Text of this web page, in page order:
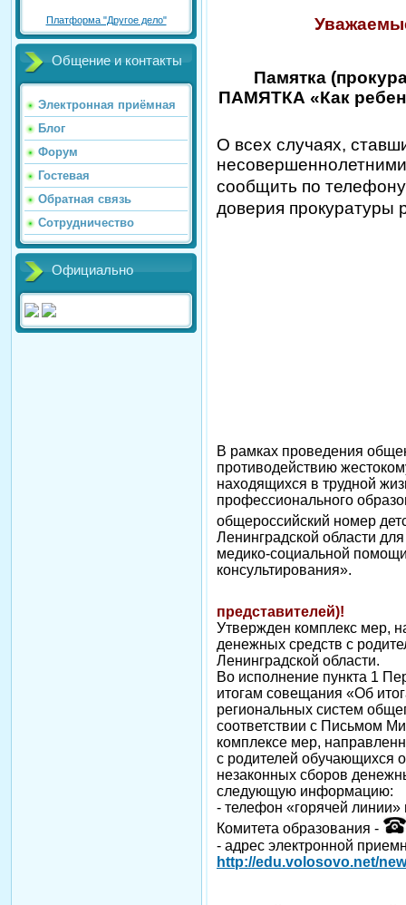
Платформа "Другое дело"
Общение и контакты
Электронная приёмная
Блог
Форум
Гостевая
Обратная связь
Сотрудничество
Официально
Памятка
ПАМЯТКА «Как
О всех случаях,
сообщить по
доверия прокуратуры
В рамках проведения
противодействию
находящихся в трудной
профессионального
общероссийский номер
Ленинградской области
медико-социальной
консультирования».
представителей)!
Утвержден комплекс мер,
денежных средств с
Ленинградской области.
Во исполнение пункта 1
итогам совещания «Об
региональных систем
соответствии с Письмом
комплексе мер,
с родителей обучающихся
незаконных сборов
следующую информацию:
- телефон «горячей
Комитета образования -
- адрес электронной
http://edu.volosovo.net/